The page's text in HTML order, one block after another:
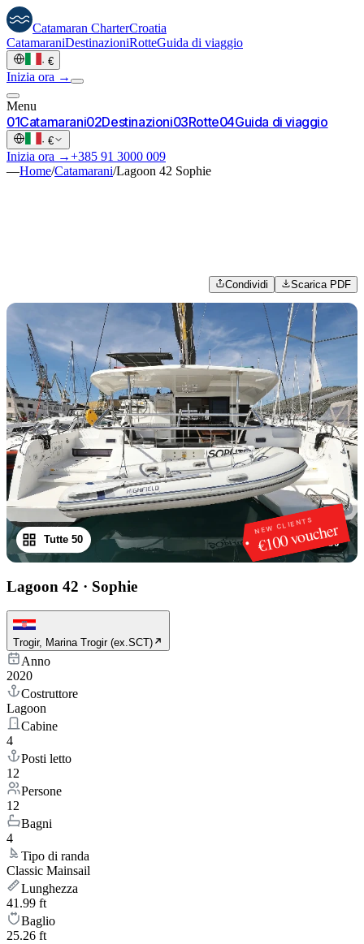
Catamaran CharterCroatia
CatamaraniDestinazioniRotteGuida di viaggio
· €
Inizia ora →
Menu
01Catamarani02Destinazioni03Rotte04Guida di viaggio
· €
Inizia ora →+385 91 3000 009
—Home/Catamarani/Lagoon 42 Sophie
Condividi Scarica PDF
NEW CLIENTS
€100 voucher
1/50
Tutte 50
Lagoon 42 · Sophie
Trogir, Marina Trogir (ex.SCT)
Anno
2020
Costruttore
Lagoon
Cabine
4
Posti letto
12
Persone
12
Bagni
4
Tipo di randa
Classic Mainsail
Lunghezza
41.99 ft
Baglio
25.26 ft